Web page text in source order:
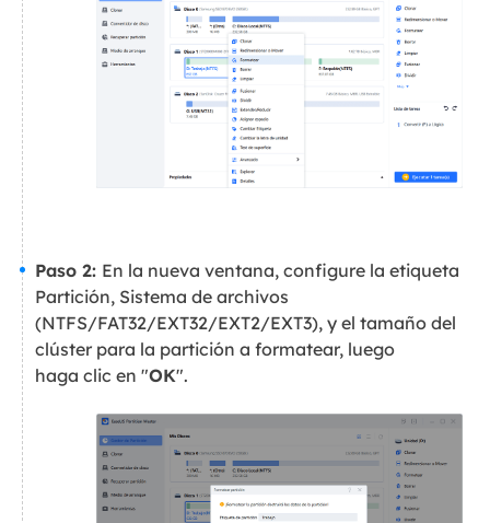
Paso 2: En la nueva ventana, configure la etiqueta
Partición, Sistema de archivos
(NTFS/FAT32/EXT32/EXT2/EXT3), y el tamaño del
clúster para la partición a formatear, luego
haga clic en "OK".